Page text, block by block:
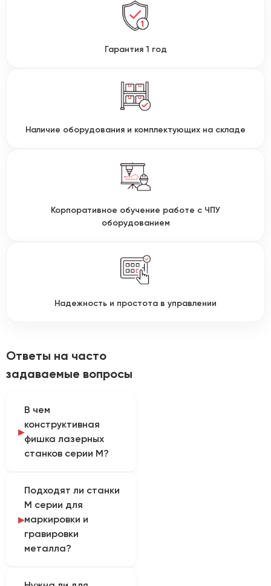
Гарантия 1 год
Наличие оборудования и комплектующих на складе
Корпоративное обучение работе с ЧПУ
оборудованием
Надежность и простота в управлении
Ответы на часто
задаваемые вопросы
В чем
конструктивная
фишка лазерных
станков серии М?
это оптоволоконные
маркеры или
компактные
металлорезы)
отличаются
Подходят ли станки
М серии для
маркировки и
гравировки
металла?